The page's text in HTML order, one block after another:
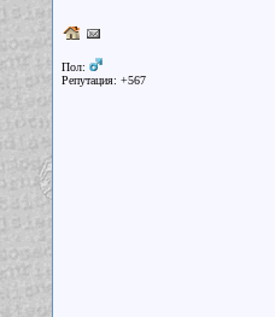
Пол:
Репутация: +567